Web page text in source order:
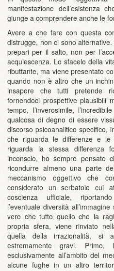
manifestazione dell’esistenza
giunge a comprendere anche le
Avere a che fare con questa
distrugge, non ci sono
prepari per il salto, non per
acquiescenza. Lo sfacelo della
ributtante, ma viene presentato
quando non è altro che un
insapore che tutti pretende
fornendoci prospettive plausibili
tempo, l’inverosimile,
qualcosa di degno di essere
discorso psicoanalitico specifico,
che riguarda le differenze e
riguarda la stessa differenza
inconscio, ho sempre pensato
ricondurre almeno una parte
meccanismo oggettivo che
considerato un serbatoio cui
coscienza ufficiale,
l’eventuale diversità
vero che tutto quello che la
propria sfera, viene rinviato
quella della irrazionalità, si
estremamente gravi. Primo,
esclusivamente all’ambito del
alcune fughe in un altro